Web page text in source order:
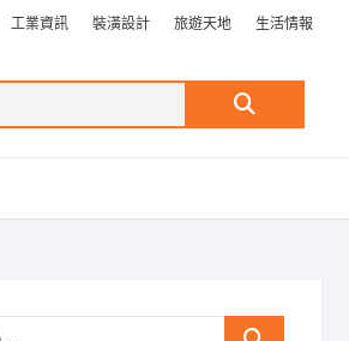
工業資訊 裝潢設計 旅遊天地 生活情報
Search
Search